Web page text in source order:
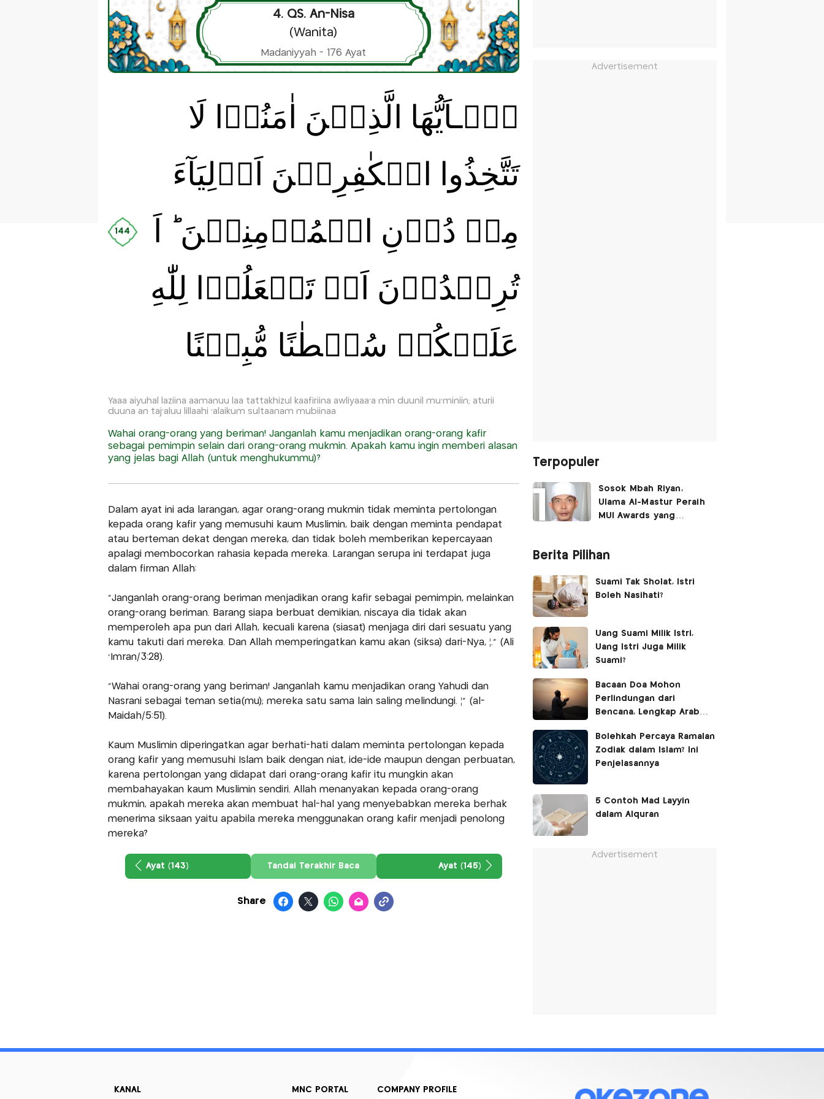
4. QS. An-Nisa
(Wanita)
Madaniyyah - 176 Ayat
144
يٰۤـاَيُّهَا الَّذِيۡنَ اٰمَنُوۡا لَا
تَتَّخِذُوا الۡكٰفِرِيۡنَ اَوۡلِيَآءَ
مِنۡ دُوۡنِ الۡمُؤۡمِنِيۡنَ‌ ؕ اَ
تُرِيۡدُوۡنَ اَنۡ تَجۡعَلُوۡا لِلّٰهِ
عَلَيۡكُمۡ سُلۡطٰنًا مُّبِيۡنًا
Yaaa aiyuhal laziina aamanuu laa tattakhizul kaafiriina awliyaaa'a min duunil mu'miniin; aturii
duuna an taj'aluu lillaahi 'alaikum sultaanam mubiinaa
Wahai orang-orang yang beriman! Janganlah kamu menjadikan orang-orang kafir
sebagai pemimpin selain dari orang-orang mukmin. Apakah kamu ingin memberi alasan
yang jelas bagi Allah (untuk menghukummu)?
Dalam ayat ini ada larangan, agar orang-orang mukmin tidak meminta pertolongan
kepada orang kafir yang memusuhi kaum Muslimin, baik dengan meminta pendapat
atau berteman dekat dengan mereka, dan tidak boleh memberikan kepercayaan
apalagi membocorkan rahasia kepada mereka. Larangan serupa ini terdapat juga
dalam firman Allah:
"Janganlah orang-orang beriman menjadikan orang kafir sebagai pemimpin, melainkan
orang-orang beriman. Barang siapa berbuat demikian, niscaya dia tidak akan
memperoleh apa pun dari Allah, kecuali karena (siasat) menjaga diri dari sesuatu yang
kamu takuti dari mereka. Dan Allah memperingatkan kamu akan (siksa) dari-Nya, ¦." (Ali
'Imran/3:28).
"Wahai orang-orang yang beriman! Janganlah kamu menjadikan orang Yahudi dan
Nasrani sebagai teman setia(mu); mereka satu sama lain saling melindungi. ¦" (al-
Maidah/5:51).
Kaum Muslimin diperingatkan agar berhati-hati dalam meminta pertolongan kepada
orang kafir yang memusuhi Islam baik dengan niat, ide-ide maupun dengan perbuatan,
karena pertolongan yang didapat dari orang-orang kafir itu mungkin akan
membahayakan kaum Muslimin sendiri. Allah menanyakan kepada orang-orang
mukmin, apakah mereka akan membuat hal-hal yang menyebabkan mereka berhak
menerima siksaan yaitu apabila mereka menggunakan orang kafir menjadi penolong
mereka?
Ayat (143) Tandai Terakhir Baca Ayat (145)
Share
Advertisement
Terpopuler
Sosok Mbah Riyan,
Ulama Al-Mastur Peraih
MUI Awards yang
Berita Pilihan
Suami Tak Sholat, Istri
Boleh Nasihati?
Uang Suami Milik Istri,
Uang Istri Juga Milik
Suami?
Bacaan Doa Mohon
Perlindungan dari
Bencana, Lengkap Arab
Bolehkah Percaya Ramalan
Zodiak dalam Islam? Ini
Penjelasannya
5 Contoh Mad Layyin
dalam Alquran
Advertisement